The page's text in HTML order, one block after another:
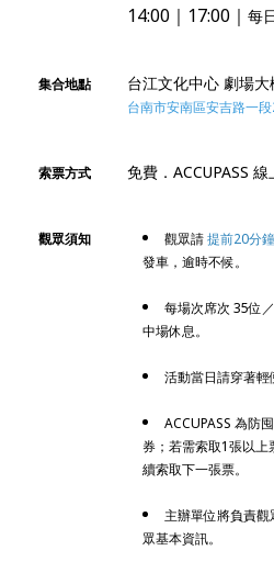
14:00｜17:00｜每
集合地點 台江文化中心 劇場
台南市安南區安吉路一
索票方式 免費．ACCUPASS
觀眾須知 觀眾請提前20分
發車，逾時不候。
每場次席次 35位
中場休息。
活動當日請穿著輕
ACCUPASS 為防
券；若需索取1張以
續索取下一張票。
主辦單位將負責
眾基本資訊。